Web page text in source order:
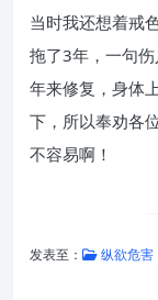
当时我还想着戒
拖了3年，一句
年来修复，身体
下，所以奉劝各
不容易啊！
发表至： 纵欲危害